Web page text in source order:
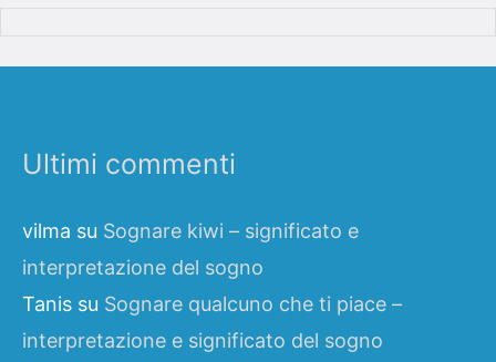
Ultimi commenti
vilma su Sognare kiwi – significato e
interpretazione del sogno
Tanis su Sognare qualcuno che ti piace –
interpretazione e significato del sogno